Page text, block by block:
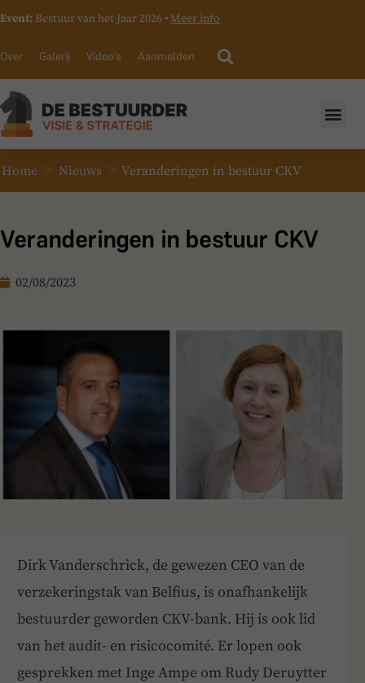
Event: Bestuur van het Jaar 2026 • Meer info
Over Galerij Video’s Aanmelden
Home > Nieuws > Veranderingen in bestuur CKV
Veranderingen in bestuur CKV
02/08/2023
Dirk Vanderschrick, de gewezen CEO van de
verzekeringstak van Belfius, is onafhankelijk
bestuurder geworden CKV-bank. Hij is ook lid
van het audit- en risicocomité. Er lopen ook
gesprekken met Inge Ampe om Rudy Deruytter